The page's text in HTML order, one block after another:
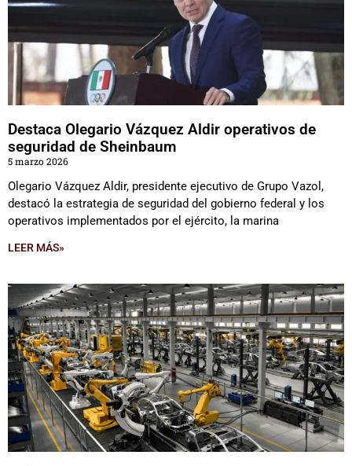
Destaca Olegario Vázquez Aldir operativos de
seguridad de Sheinbaum
5 marzo 2026
Olegario Vázquez Aldir, presidente ejecutivo de Grupo Vazol,
destacó la estrategia de seguridad del gobierno federal y los
operativos implementados por el ejército, la marina
LEER MÁS»